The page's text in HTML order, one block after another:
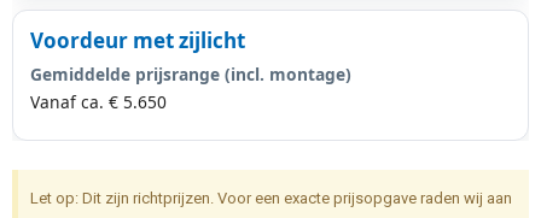
Voordeur met zijlicht
Gemiddelde prijsrange (incl. montage)
Vanaf ca. € 5.650
Let op: Dit zijn richtprijzen. Voor een exacte prijsopgave raden wij aan